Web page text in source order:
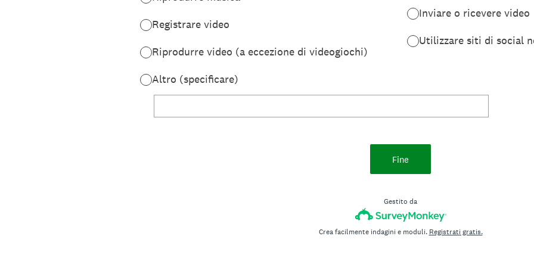
Registrare video
Riprodurre video (a eccezione di videogiochi)
Inviare o ricevere video
Utilizzare siti di social
Altro (specificare)
Fine
Gestito da
Crea facilmente indagini e moduli. Registrati gratis.